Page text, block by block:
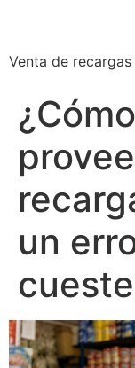
Venta de
un